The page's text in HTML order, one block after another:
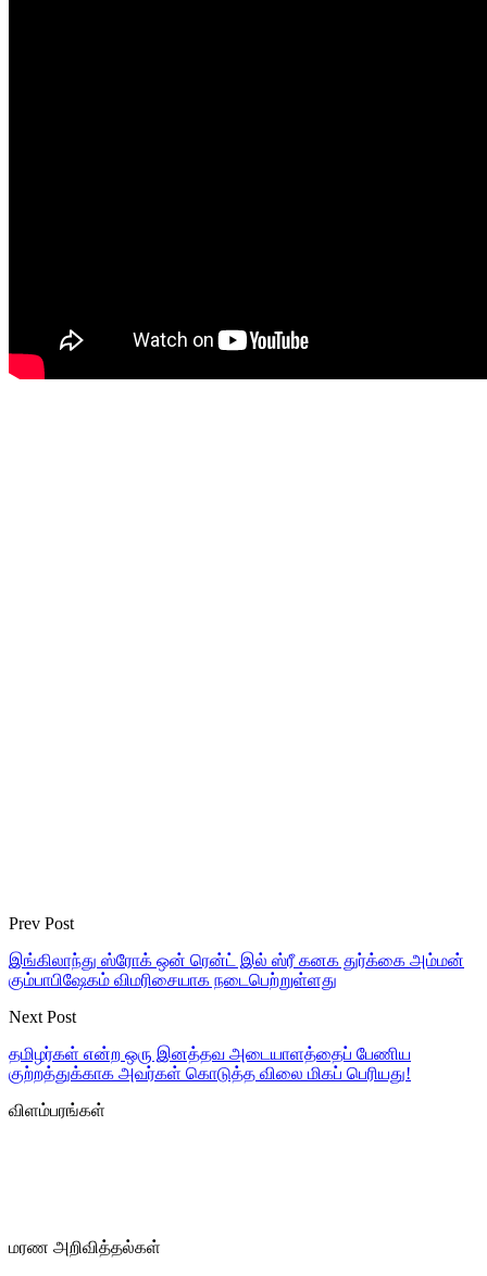
Prev Post
இங்கிலாந்து ஸ்ரோக் ஒன் ரென்ட் இல் ஸ்ரீ கனக துர்க்கை அம்மன்
கும்பாபிஷேகம் விமரிசையாக நடைபெற்றுள்ளது
Next Post
தமிழர்கள் என்ற ஒரு இனத்தவ அடையாளத்தைப் பேணிய
குற்றத்துக்காக அவர்கள் கொடுத்த விலை மிகப் பெரியது!
விளம்பரங்கள்
மரண அறிவித்தல்கள்